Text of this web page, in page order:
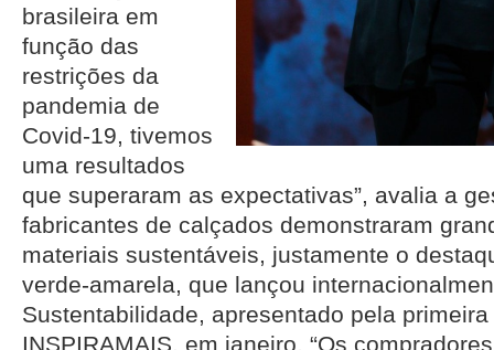
brasileira em
função das
restrições da
pandemia de
Covid-19, tivemos
uma resultados
que superaram as expectativas”, avalia a
fabricantes de calçados demonstraram
materiais sustentáveis, justamente o
verde-amarela, que lançou
Sustentabilidade, apresentado pela
INSPIRAMAIS, em janeiro. “Os